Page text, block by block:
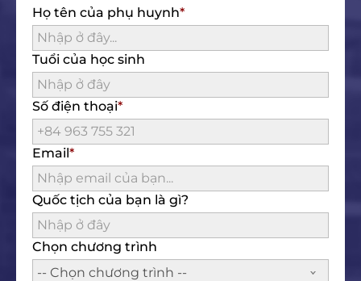
Họ tên của phụ huynh
Tuổi của học sinh
Số điện thoại
Email
Quốc tịch của bạn là gì?
Chọn chương trình
-- Chọn chương trình --